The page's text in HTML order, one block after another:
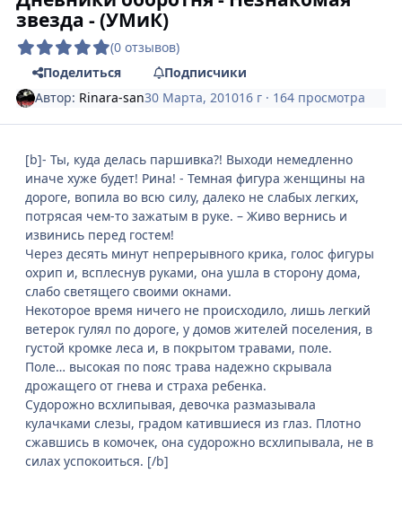
звезда - (УМиК)
(0 отзывов)
Поделиться
Подписчики
Автор: Rinara-san30 Марта, 201016 г · 164 просмотра
[b]- Ты, куда делась паршивка?! Выходи немедленно
иначе хуже будет! Рина! - Темная фигура женщины на
дороге, вопила во всю силу, далеко не слабых легких,
потрясая чем-то зажатым в руке. – Живо вернись и
извинись перед гостем!
Через десять минут непрерывного крика, голос фигуры
охрип и, всплеснув руками, она ушла в сторону дома,
слабо светящего своими окнами.
Некоторое время ничего не происходило, лишь легкий
ветерок гулял по дороге, у домов жителей поселения, в
густой кромке леса и, в покрытом травами, поле.
Поле… высокая по пояс трава надежно скрывала
дрожащего от гнева и страха ребенка.
Судорожно всхлипывая, девочка размазывала
кулачками слезы, градом катившиеся из глаз. Плотно
сжавшись в комочек, она судорожно всхлипывала, не в
силах успокоиться. [/b]